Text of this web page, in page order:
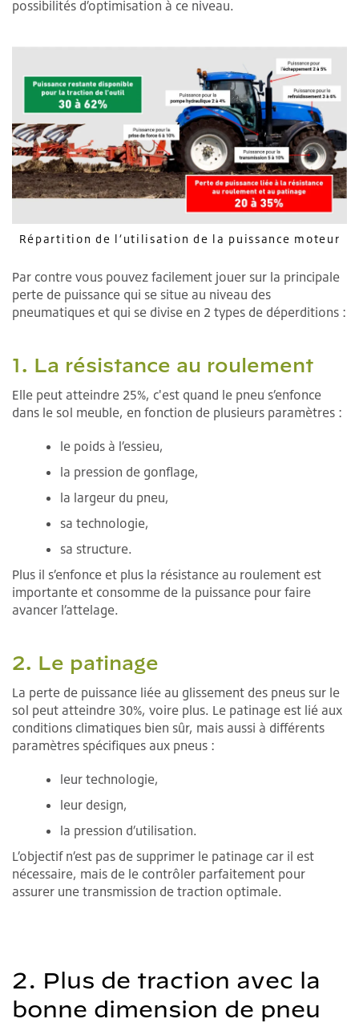
possibilités d’optimisation à ce niveau.
Répartition de l’utilisation de la puissance moteur
Par contre vous pouvez facilement jouer sur la principale
perte de puissance qui se situe au niveau des
pneumatiques et qui se divise en 2 types de déperditions :
1. La résistance au roulement
Elle peut atteindre 25%, c'est quand le pneu s’enfonce
dans le sol meuble, en fonction de plusieurs paramètres :
le poids à l’essieu,
la pression de gonflage,
la largeur du pneu,
sa technologie,
sa structure.
Plus il s’enfonce et plus la résistance au roulement est
importante et consomme de la puissance pour faire
avancer l’attelage.
2. Le patinage
La perte de puissance liée au glissement des pneus sur le
sol peut atteindre 30%, voire plus. Le patinage est lié aux
conditions climatiques bien sûr, mais aussi à différents
paramètres spécifiques aux pneus :
leur technologie,
leur design,
la pression d’utilisation.
L’objectif n’est pas de supprimer le patinage car il est
nécessaire, mais de le contrôler parfaitement pour
assurer une transmission de traction optimale.
2. Plus de traction avec la
bonne dimension de pneu